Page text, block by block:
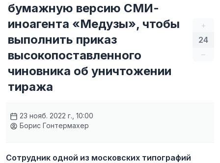
+
24
–
бумажную версию СМИ-
иноагента «Медузы», чтобы
выполнить приказ
высокопоставленного
чиновника об уничтожении
тиража
23 нояб. 2022 г., 10:00
Борис Гонтермахер
Сотрудник одной из московских типографий